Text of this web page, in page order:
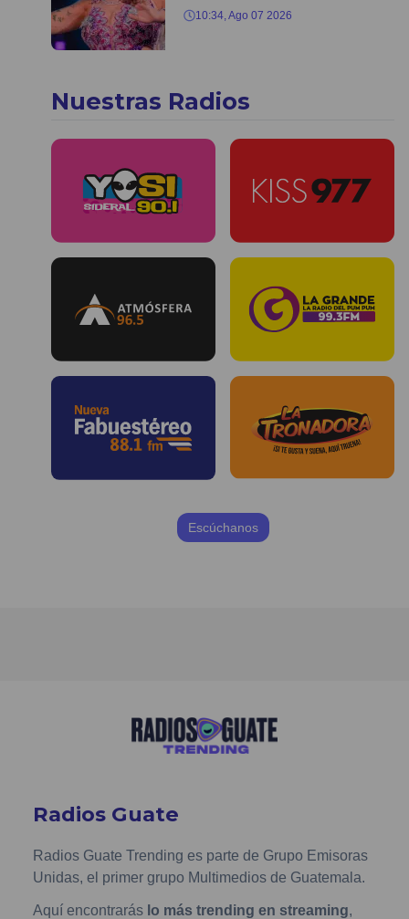
10:34, Ago 07 2026
Nuestras Radios
Escúchanos
Radios Guate
Radios Guate Trending es parte de Grupo Emisoras
Unidas, el primer grupo Multimedios de Guatemala.
Aquí encontrarás lo más trending en streaming,